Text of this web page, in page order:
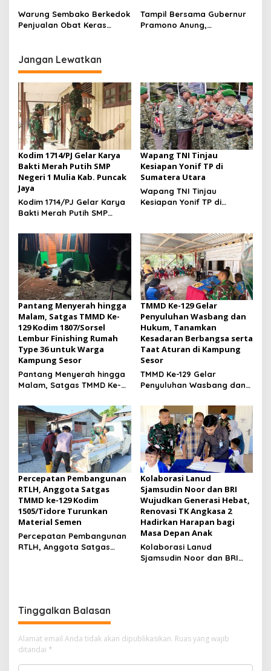
Secara Luas Mulai 20
Agustus 2026
Bersalah
Warung Sembako Berkedok
Penjualan Obat Keras
Tampil Bersama Gubernur
Pramono Anung,
Jangan Lewatkan
Kodim 1714/PJ Gelar Karya
Bakti Merah Putih SMP
Negeri 1 Mulia Kab. Puncak
Jaya
Kodim 1714/PJ Gelar Karya
Bakti Merah Putih SMP
Jaya
Wapang TNI Tinjau
Kesiapan Yonif TP di
Sumatera Utara
Wapang TNI Tinjau
Kesiapan Yonif TP di
Pantang Menyerah hingga
Malam, Satgas TMMD Ke-
129 Kodim 1807/Sorsel
Lembur Finishing Rumah
Type 36 untuk Warga
Kampung Sesor
Pantang Menyerah hingga
Malam, Satgas TMMD Ke-
Lembur Finishing Rumah
Type 36 untuk Warga
Kampung Sesor
TMMD Ke-129 Gelar
Penyuluhan Wasbang dan
Hukum, Tanamkan
Kesadaran Berbangsa serta
Taat Aturan di Kampung
Sesor
TMMD Ke-129 Gelar
Penyuluhan Wasbang dan
Kesadaran Berbangsa
serta Taat Aturan di
Kampung Sesor
Percepatan Pembangunan
RTLH, Anggota Satgas
TMMD ke-129 Kodim
1505/Tidore Turunkan
Material Semen
Percepatan Pembangunan
RTLH, Anggota Satgas
Kolaborasi Lanud
Sjamsudin Noor dan BRI
Wujudkan Generasi Hebat,
Renovasi TK Angkasa 2
Hadirkan Harapan bagi
Masa Depan Anak
Kolaborasi Lanud
Sjamsudin Noor dan BRI
Tinggalkan Balasan
Alamat email Anda tidak akan dipublikasikan. Ruas yang wajib
ditandai *